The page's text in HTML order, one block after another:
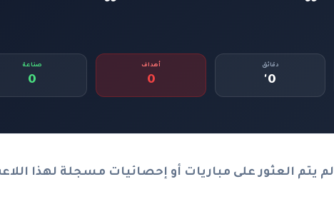
دقائق
0'
أهداف
0
صناعة
0
لم يتم العثور على مباريات أو إحصائيات مسجلة لهذا